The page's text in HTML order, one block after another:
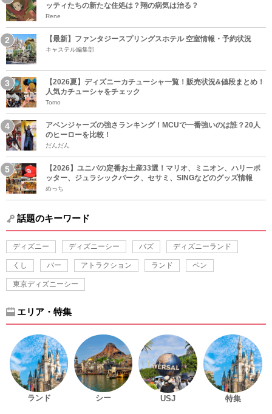
ッティたちの新たな住処は？翔の病気は治る？
Rene
【最新】ファンタジースプリングスホテル 空室情報・予約状況
キャステル編集部
【2026夏】ディズニーカチューシャ一覧！販売状況&値段まとめ！
人気カチューシャをチェック
Tomo
アベンジャーズの強さランキング！MCUで一番強いのは誰？20人
のヒーローを比較！
だんだん
【2026】ユニバの定番お土産33選！マリオ、ミニオン、ハリーポ
ッター、ジュラシックパーク、セサミ、SINGなどのグッズ情報
めっち
話題のキーワード
ディズニー ディズニーシー バズ ディズニーランド
くし バー アトラクション ランド ペン
東京ディズニーシー
エリア・特集
ランド シー USJ 特集